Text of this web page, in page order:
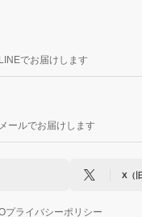
でお届けします
ールでお届けします
X（
プライバシーポリシー